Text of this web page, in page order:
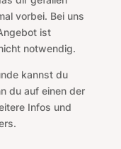
vorbei. Bei uns
ist
notwendig.
kannst du
du auf einen der
Infos und